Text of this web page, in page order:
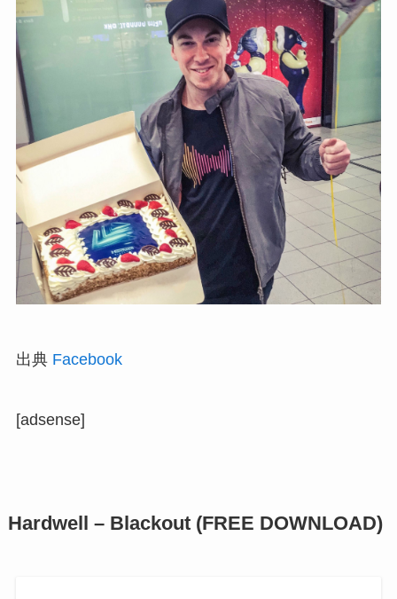
出典 Facebook
[adsense]
Hardwell – Blackout (FREE DOWNLOAD)